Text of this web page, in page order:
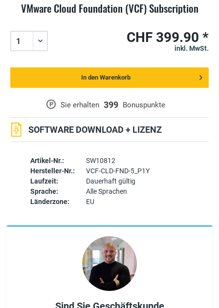
VMware Cloud Foundation (VCF) Subscription
Artikel-Nr.:
SW10812
Hersteller-Nr.:
VCF-CLD-FND-5_P1Y
Laufzeit:
Dauerhaft gültig
Sprache:
Alle Sprachen
Länderzone:
EU
P Sie erhalten 399 Bonuspunkte
SOFTWARE DOWNLOAD + LIZENZ
CHF 399.90 *
inkl. MwSt.
In den Warenkorb